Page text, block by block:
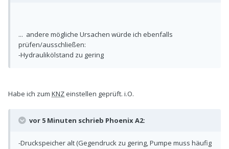
... andere mögliche Ursachen würde ich ebenfalls
prüfen/ausschließen:
-Hydraulikölstand zu gering
Habe ich zum KNZ einstellen geprüft. i.O.
vor 5 Minuten schrieb Phoenix A2:
-Druckspeicher alt (Gegendruck zu gering, Pumpe muss häufig